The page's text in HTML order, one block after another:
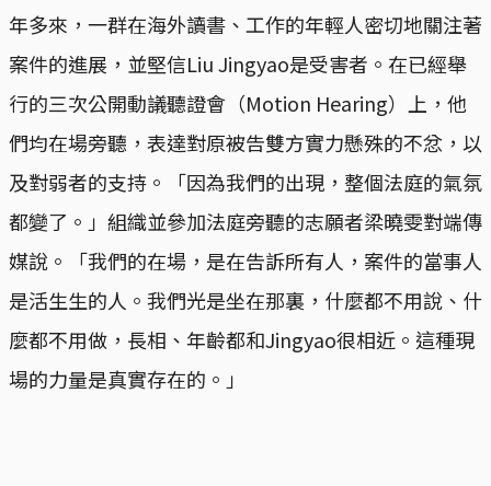
年多來，一群在海外讀書、工作的年輕人密切地關注著
案件的進展，並堅信Liu Jingyao是受害者。在已經舉
行的三次公開動議聽證會（Motion Hearing）上，他
們均在場旁聽，表達對原被告雙方實力懸殊的不忿，以
及對弱者的支持。「因為我們的出現，整個法庭的氣氛
都變了。」組織並參加法庭旁聽的志願者梁曉雯對端傳
媒說。「我們的在場，是在告訴所有人，案件的當事人
是活生生的人。我們光是坐在那裏，什麼都不用說、什
麼都不用做，長相、年齡都和Jingyao很相近。這種現
場的力量是真實存在的。」